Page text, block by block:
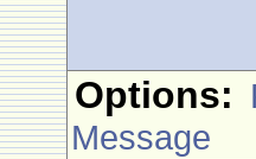
Options:
Message